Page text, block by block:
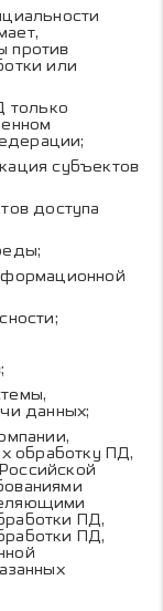
против
или
только
субъектов
доступа
данных;
обработку ПД,
ПД,
ПД,